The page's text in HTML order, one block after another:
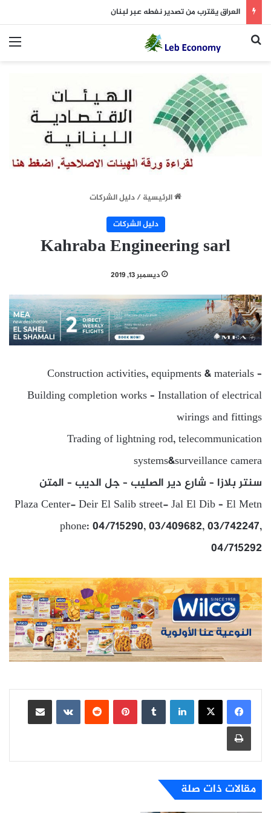
العراق يقترب من تصدير نفطه عبر لبنان
بحث عن
الرئيسية/دليل الشركات
دليل الشركات
Kahraba Engineering sarl
ديسمبر 13, 2019
Construction activities, equipments & materials –
Building completion works – Installation of electrical
wirings and fittings
Trading of lightning rod, telecommunication
systems&surveillance camera
سنتر بلازا – شارع دير الصليب – جل الديب – المتن
Plaza Center- Deir El Salib street- Jal El Dib – El Metn
phone: 04/715290, 03/409682, 03/742247,
04/715292
لينكدإن بينتيريست
مشاركة عبر البريد
طباعة
مقالات ذات صلة